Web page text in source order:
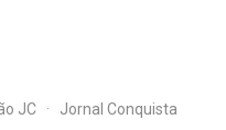
JC · Jornal Conquista